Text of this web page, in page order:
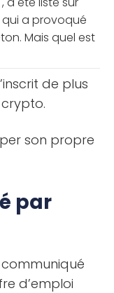
qui a provoqué
Mais quel est
de plus
son propre
par
communiqué
d’emploi